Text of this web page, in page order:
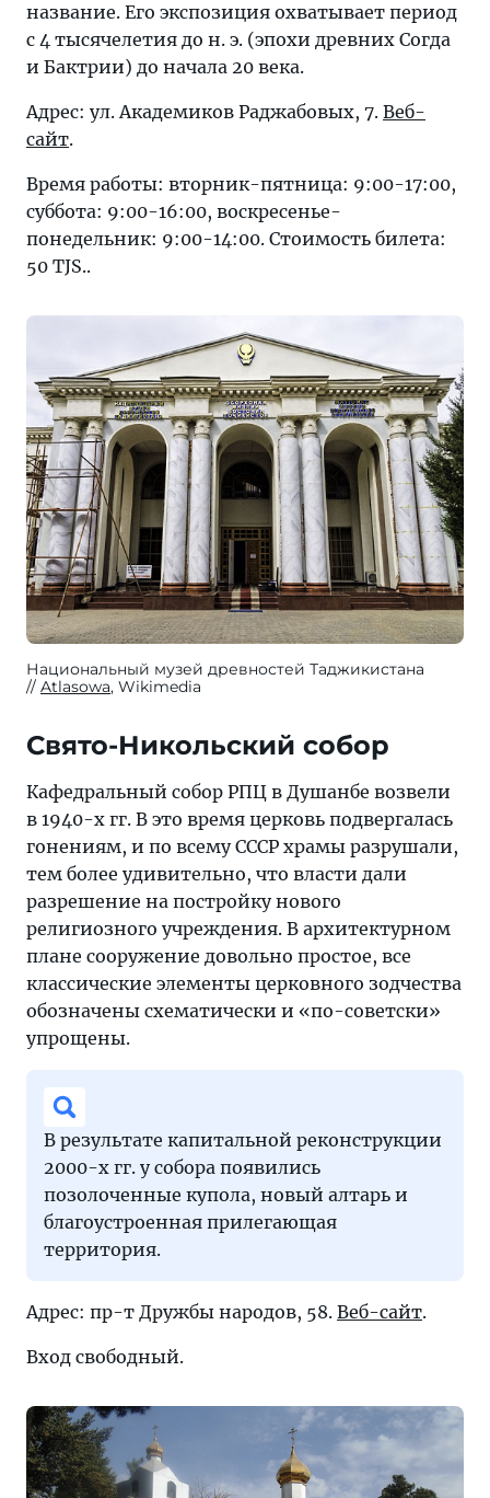
название. Его экспозиция охватывает период
с 4 тысячелетия до н. э. (эпохи древних Согда
и Бактрии) до начала 20 века.
Адрес: ул. Академиков Раджабовых, 7. Веб-
сайт.
Время работы: вторник-пятница: 9:00-17:00,
суббота: 9:00-16:00, воскресенье-
понедельник: 9:00-14:00. Стоимость билета:
50 TJS..
Национальный музей древностей Таджикистана
Atlasowa, Wikimedia
Свято-Никольский собор
Кафедральный собор РПЦ в Душанбе возвели
в 1940-х гг. В это время церковь подвергалась
гонениям, и по всему СССР храмы разрушали,
тем более удивительно, что власти дали
разрешение на постройку нового
религиозного учреждения. В архитектурном
плане сооружение довольно простое, все
классические элементы церковного зодчества
обозначены схематически и «по-советски»
упрощены.
В результате капитальной реконструкции
2000-х гг. у собора появились
позолоченные купола, новый алтарь и
благоустроенная прилегающая
территория.
Адрес: пр-т Дружбы народов, 58. Веб-сайт.
Вход свободный.